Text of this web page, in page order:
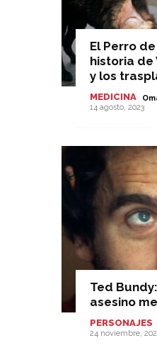
El Perro
historia de
y los
MEDICINA
14 agosto, 2023
Ted
asesino
PERSONAJES
24 noviembre,